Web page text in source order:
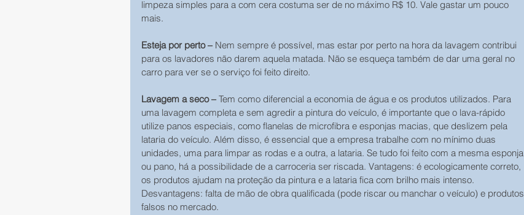
limpeza simples para a com cera costuma ser de no máximo R$ 10. Vale gastar um pouco
mais.
Esteja por perto – Nem sempre é possível, mas estar por perto na hora da lavagem contribui
para os lavadores não darem aquela matada. Não se esqueça também de dar uma geral no
carro para ver se o serviço foi feito direito.
Lavagem a seco – Tem como diferencial a economia de água e os produtos utilizados. Para
uma lavagem completa e sem agredir a pintura do veículo, é importante que o lava-rápido
utilize panos especiais, como flanelas de microfibra e esponjas macias, que deslizem pela
lataria do veículo. Além disso, é essencial que a empresa trabalhe com no mínimo duas
unidades, uma para limpar as rodas e a outra, a lataria. Se tudo foi feito com a mesma esponja
ou pano, há a possibilidade de a carroceria ser riscada. Vantagens: é ecologicamente correto,
os produtos ajudam na proteção da pintura e a lataria fica com brilho mais intenso.
Desvantagens: falta de mão de obra qualificada (pode riscar ou manchar o veículo) e produtos
falsos no mercado.